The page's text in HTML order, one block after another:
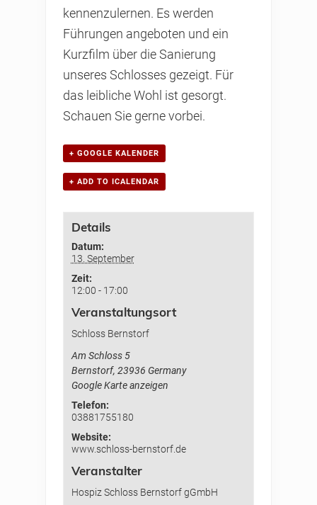
kennenzulernen. Es werden
Führungen angeboten und ein
Kurzfilm über die Sanierung
unseres Schlosses gezeigt. Für
das leibliche Wohl ist gesorgt.
Schauen Sie gerne vorbei.
+ GOOGLE KALENDER
+ ADD TO ICALENDAR
Details
Datum:
13. September
Zeit:
12:00 - 17:00
Veranstaltungsort
Schloss Bernstorf
Am Schloss 5
Bernstorf, 23936 Germany
Google Karte anzeigen
Telefon:
03881755180
Website:
www.schloss-bernstorf.de
Veranstalter
Hospiz Schloss Bernstorf gGmbH